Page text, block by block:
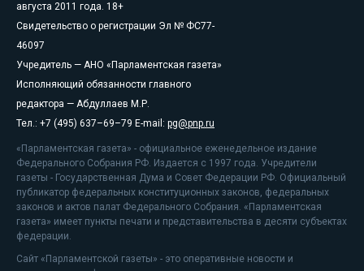
августа 2011 года. 18+
Свидетельство о регистрации Эл № ФС77-
46097
Учредитель — АНО «Парламентская газета»
Исполняющий обязанности главного
редактора — Абдуллаев М.Р.
Тел.: +7 (495) 637–69–79 E-mail: pg@pnp.ru
«Парламентская газета» - официальное еженедельное издание
Федерального Собрания РФ. Издается с 1997 года. Учредители
газеты - Государственная Дума и Совет Федерации РФ. Официальный
публикатор федеральных конституционных законов, федеральных
законов и актов палат Федерального Собрания. «Парламентская
газета» имеет пункты печати и представительства в десяти субъектах
федерации.
Сайт «Парламентской газеты» - это оперативные новости и